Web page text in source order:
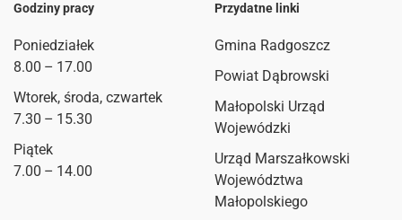
Godziny pracy
Poniedziałek
8.00 – 17.00
Wtorek, środa, czwartek
7.30 – 15.30
Piątek
7.00 – 14.00
Przydatne linki
Gmina Radgoszcz
Powiat Dąbrowski
Małopolski Urząd
Wojewódzki
Urząd Marszałkowski
Województwa
Małopolskiego